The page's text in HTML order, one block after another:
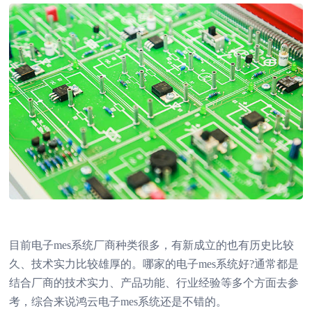
目前电子mes系统厂商种类很多，有新成立的也有历史比较
久、技术实力比较雄厚的。哪家的电子mes系统好?通常都是
结合厂商的技术实力、产品功能、行业经验等多个方面去参
考，综合来说鸿云电子mes系统还是不错的。